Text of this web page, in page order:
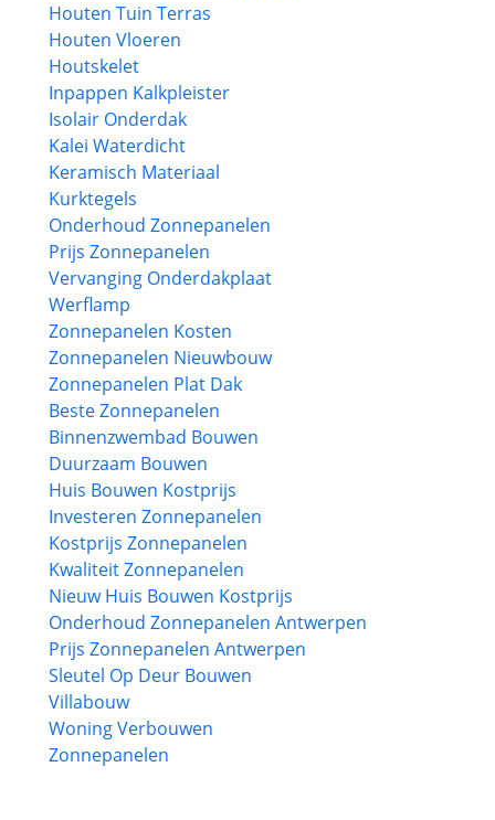
Houten Tuin Terras
Houten Vloeren
Houtskelet
Inpappen Kalkpleister
Isolair Onderdak
Kalei Waterdicht
Keramisch Materiaal
Kurktegels
Onderhoud Zonnepanelen
Prijs Zonnepanelen
Vervanging Onderdakplaat
Werflamp
Zonnepanelen Kosten
Zonnepanelen Nieuwbouw
Zonnepanelen Plat Dak
Beste Zonnepanelen
Binnenzwembad Bouwen
Duurzaam Bouwen
Huis Bouwen Kostprijs
Investeren Zonnepanelen
Kostprijs Zonnepanelen
Kwaliteit Zonnepanelen
Nieuw Huis Bouwen Kostprijs
Onderhoud Zonnepanelen Antwerpen
Prijs Zonnepanelen Antwerpen
Sleutel Op Deur Bouwen
Villabouw
Woning Verbouwen
Zonnepanelen